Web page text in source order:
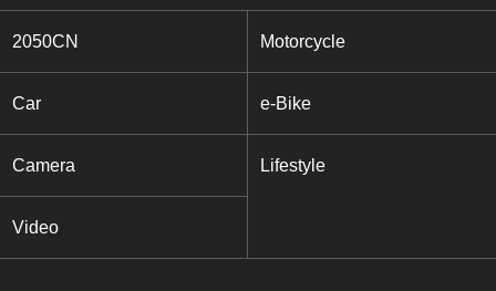
2050CN Motorcycle
Car e-Bike
Camera Lifestyle
Video